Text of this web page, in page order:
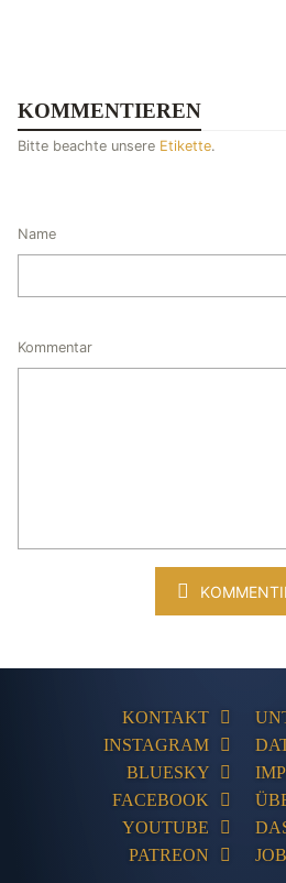
KOMMENTIEREN
Bitte beachte unsere Etikette.
Name
Kommentar
KONTAKT
INSTAGRAM
BLUESKY
FACEBOOK
YOUTUBE
PATREON